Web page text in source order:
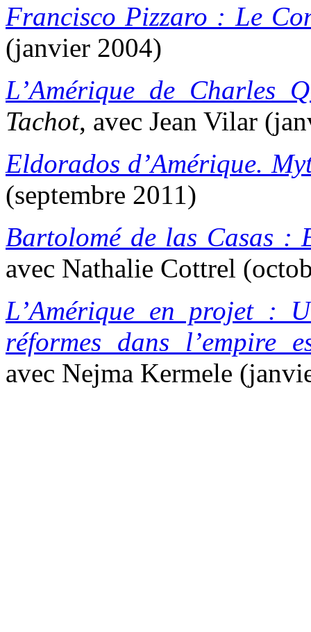
Francisco Pizzaro : Le
(janvier 2004)
L’Amérique de Charles
Tachot, avec Jean Vilar
Eldorados d’Amérique.
(septembre 2011)
Bartolomé de las Casas :
avec Nathalie Cottrel
L’Amérique en projet :
réformes dans l’empire
avec Nejma Kermele